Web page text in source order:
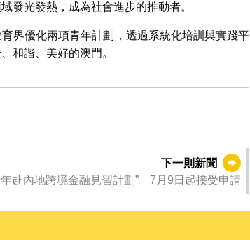
發光發熱，成為社會進步的推動者。
界優化兩項青年計劃，透過系統化培訓與實踐平
和諧、美好的澳門。
下一則新聞
年赴內地跨境金融見習計劃” 7月9日起接受申請